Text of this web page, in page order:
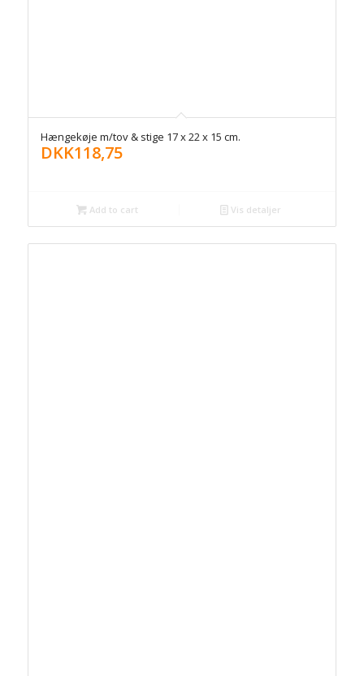
Hængekøje m/tov & stige 17 x 22 x 15 cm.
DKK118,75
Add to cart Vis detaljer